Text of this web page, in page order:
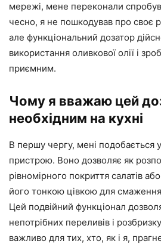
мережі, мене переконали
чесно, я не пошкодував про своє
але функціональний дозатор
використання оливкової олії і
приємним.
Чому я вважаю цей
необхідним на кухні
В першу чергу, мені подобається
пристрою. Воно дозволяє як
рівномірного покриття салатів
його тонкою цівкою для
Цей подвійний функціонал
непотрібних переливів і
важливо для тих, хто, як і я,